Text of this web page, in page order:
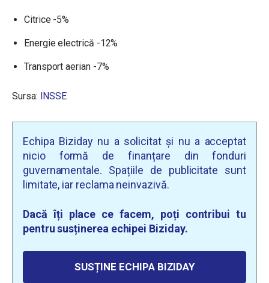
Citrice -5%
Energie electrică -12%
Transport aerian -7%
Sursa: INSSE
Echipa Biziday nu a solicitat și nu a acceptat
nicio formă de finanțare din fonduri
guvernamentale. Spațiile de publicitate sunt
limitate, iar reclama neinvazivă.
Dacă îți place ce facem, poți contribui tu
pentru susținerea echipei Biziday.
SUSȚINE ECHIPA BIZIDAY